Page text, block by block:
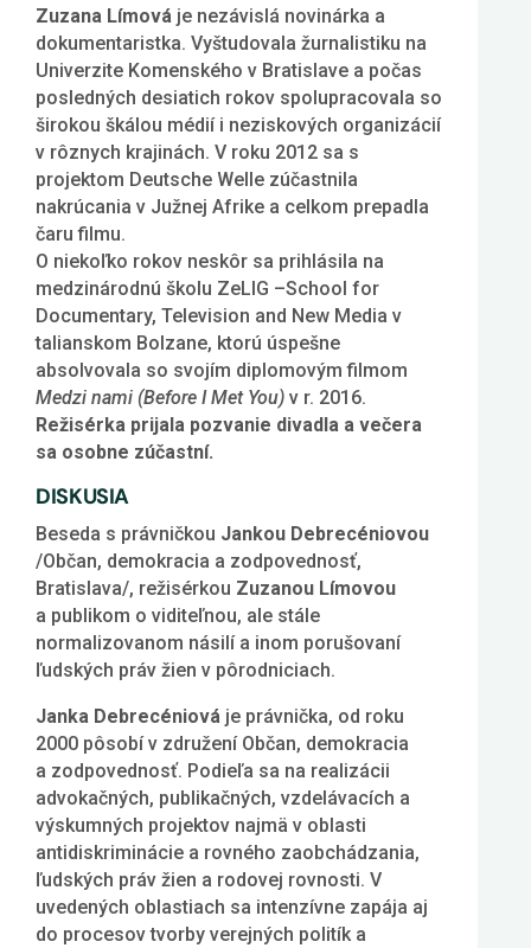
Zuzana Límová je nezávislá novinárka a
dokumentaristka. Vyštudovala žurnalistiku na
Univerzite Komenského v Bratislave a počas
posledných desiatich rokov spolupracovala so
širokou škálou médií i neziskových organizácií
v rôznych krajinách. V roku 2012 sa s
projektom Deutsche Welle zúčastnila
nakrúcania v Južnej Afrike a celkom prepadla
čaru filmu.
O niekoľko rokov neskôr sa prihlásila na
medzinárodnú školu ZeLIG –School for
Documentary, Television and New Media v
talianskom Bolzane, ktorú úspešne
absolvovala so svojím diplomovým filmom
Medzi nami (Before I Met You) v r. 2016.
Režisérka prijala pozvanie divadla a večera
sa osobne zúčastní.
DISKUSIA
Beseda s právničkou Jankou Debrecéniovou
/Občan, demokracia a zodpovednosť,
Bratislava/, režisérkou Zuzanou Límovou
a publikom o viditeľnou, ale stále
normalizovanom násilí a inom porušovaní
ľudských práv žien v pôrodniciach.
Janka Debrecéniová je právnička, od roku
2000 pôsobí v združení Občan, demokracia
a zodpovednosť. Podieľa sa na realizácii
advokačných, publikačných, vzdelávacích a
výskumných projektov najmä v oblasti
antidiskriminácie a rovného zaobchádzania,
ľudských práv žien a rodovej rovnosti. V
uvedených oblastiach sa intenzívne zapája aj
do procesov tvorby verejných politík a